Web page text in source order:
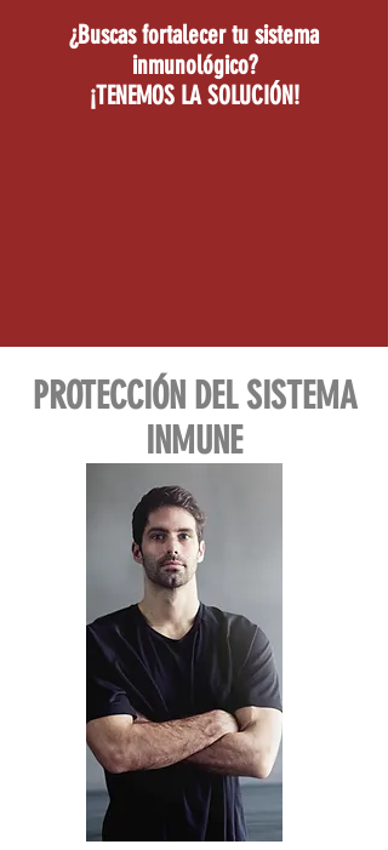
¿Buscas fortalecer tu sistema
inmunológico?
¡TENEMOS LA SOLUCIÓN!
PROTECCIÓN DEL SISTEMA
INMUNE